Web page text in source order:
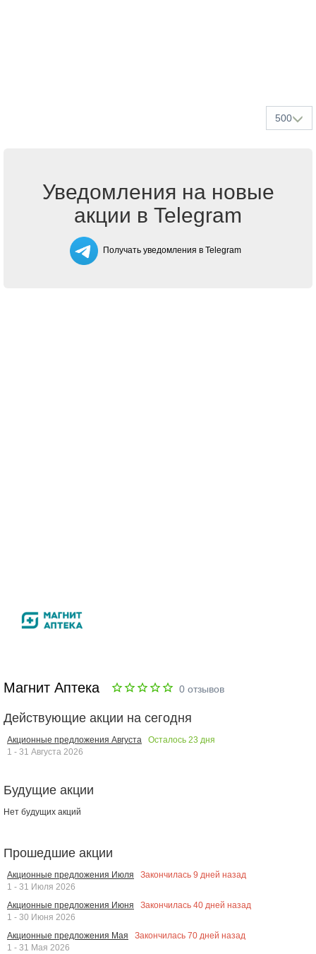
500
Уведомления на новые
акции в Telegram
Получать уведомления в Telegram
Магнит Аптека 0 отзывов
Действующие акции на сегодня
Акционные предложения Августа Осталось 23 дня
1 - 31 Августа 2026
Будущие акции
Нет будущих акций
Прошедшие акции
Акционные предложения Июля Закончилась 9 дней назад
1 - 31 Июля 2026
Акционные предложения Июня
Закончилась 40 дней назад
1 - 30 Июня 2026
Акционные предложения Мая
Закончилась 70 дней назад
1 - 31 Мая 2026